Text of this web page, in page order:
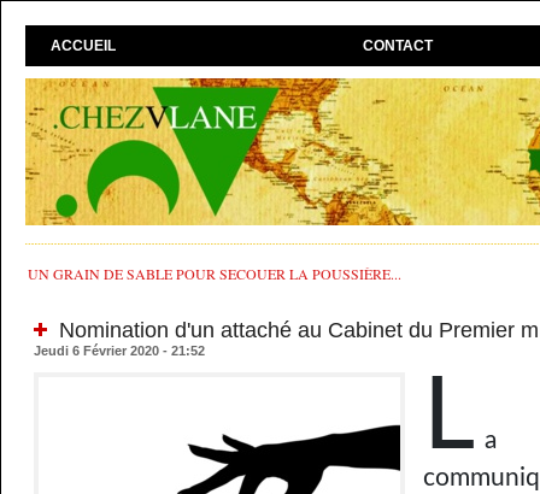
ACCUEIL CONTACT
UN GRAIN DE SABLE POUR SECOUER LA POUSSIÈRE...
Nomination d'un attaché au Cabinet du Premier
Jeudi 6 Février 2020 - 21:52
L a